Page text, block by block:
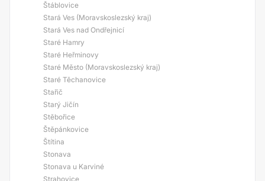
Štáblovice
Stará Ves (Moravskoslezský kraj)
Stará Ves nad Ondřejnicí
Staré Hamry
Staré Heřminovy
Staré Město (Moravskoslezský kraj)
Staré Těchanovice
Stařič
Starý Jičín
Stěbořice
Štěpánkovice
Štítina
Stonava
Stonava u Karviné
Strahovice